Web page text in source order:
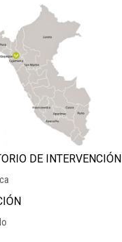
DE INTERVENCIÓN